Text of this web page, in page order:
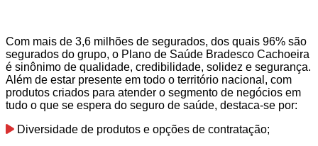
Com mais de 3,6 milhões de segurados, dos quais 96% são
segurados do grupo, o Plano de Saúde Bradesco Cachoeira
é sinônimo de qualidade, credibilidade, solidez e segurança.
Além de estar presente em todo o território nacional, com
produtos criados para atender o segmento de negócios em
tudo o que se espera do seguro de saúde, destaca-se por:
Diversidade de produtos e opções de contratação;